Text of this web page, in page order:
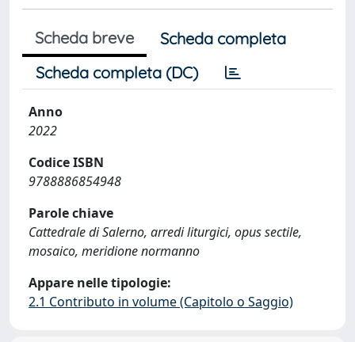
Scheda breve
Scheda completa
Scheda completa (DC)
Anno
2022
Codice ISBN
9788886854948
Parole chiave
Cattedrale di Salerno, arredi liturgici, opus sectile,
mosaico, meridione normanno
Appare nelle tipologie:
2.1 Contributo in volume (Capitolo o Saggio)